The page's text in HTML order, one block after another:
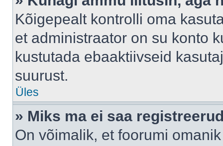
Kõigepealt kontrolli oma
et administraator on su konto
kustutada ebaaktiivseid
suurust.
Üles
» Miks ma ei saa
On võimalik, et foorumi